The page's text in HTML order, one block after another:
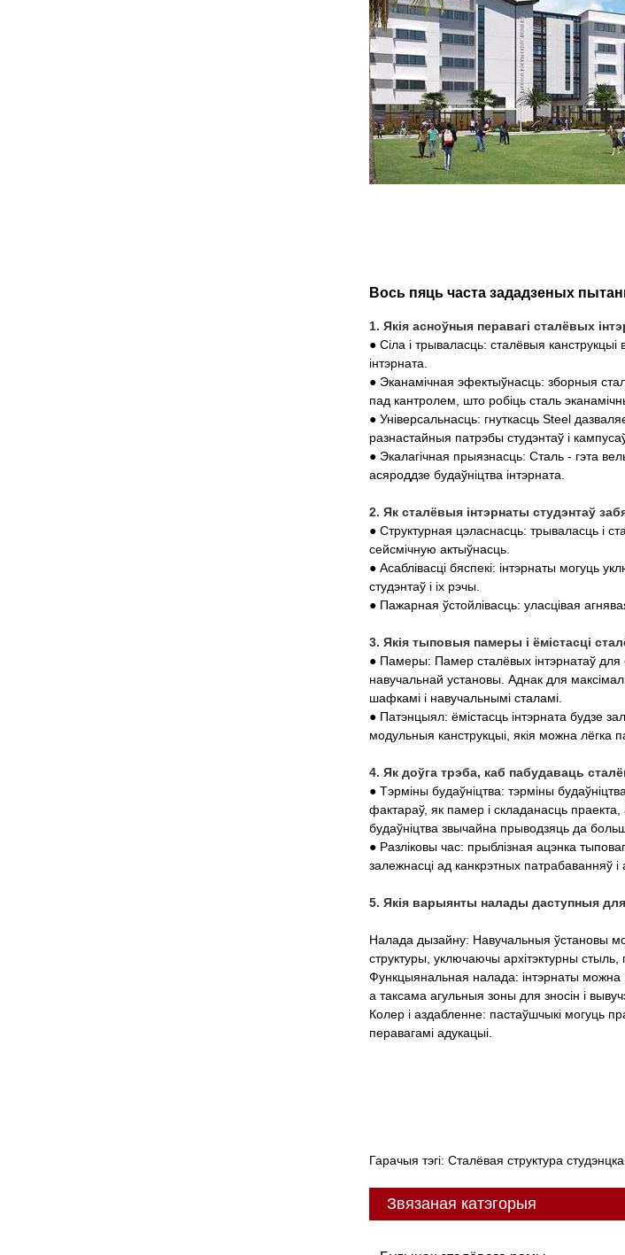
Вось пяць часта зададзеных
1. Якія асноўныя перавагі сталёвых
● Сіла і трываласць: сталёвыя
інтэрната.
● Эканамічная эфектыўнасць: зборныя
пад кантролем, што робіць сталь
● Універсальнасць: гнуткасць Steel
разнастайныя патрэбы студэнтаў і
● Экалагічная прыязнасць: Сталь - гэта
асяроддзе будаўніцтва інтэрната.
2. Як сталёвыя інтэрнаты студэнтаў
● Структурная цэласнасць: трываласць і
сейсмічную актыўнасць.
● Асаблівасці бяспекі: інтэрнаты могуць
студэнтаў і іх рэчы.
● Пажарная ўстойлівасць: уласцівая
3. Якія тыповыя памеры і ёмістасці
● Памеры: Памер сталёвых інтэрнатаў для
навучальнай установы. Аднак для
шафкамі і навучальнымі сталамі.
● Патэнцыял: ёмістасць інтэрната будзе
модульныя канструкцыі, якія можна лёгка
4. Як доўга трэба, каб пабудаваць
● Тэрміны будаўніцтва: тэрміны
фактараў, як памер і складанасць
будаўніцтва звычайна прыводзяць да
● Разліковы час: прыблізная ацэнка
залежнасці ад канкрэтных патрабаванняў і
5. Якія варыянты налады даступныя
Налада дызайну: Навучальныя ўстановы
структуры, уключаючы архітэктурны стыль,
Функцыянальная налада: інтэрнаты можна
а таксама агульныя зоны для зносін і
Колер і аздабленне: пастаўшчыкі могуць
перавагамі адукацыі.
Гарачыя тэгі: Сталёвая структура
Звязаная катэгорыя